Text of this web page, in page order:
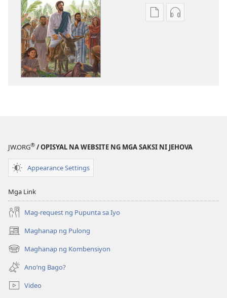
Opsiyon
Katotohanan,
Opsiyon
Katotohanan,
JW.ORG® / OPISYAL NA WEBSITE NG MGA SAKSI NI JEHOVA
Appearance Settings
Mga Link
Mag-request ng Pupunta sa Iyo
Maghanap ng Pulong
(may
bubukas
na
bagong
window)
Maghanap ng Kombensiyon
(may
bubukas
na
bagong
window)
Ano’ng Bago?
Video